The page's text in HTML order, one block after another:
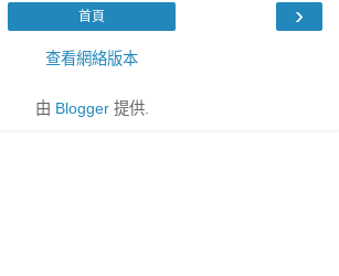
›
首頁
查看網絡版本
由 Blogger提供.